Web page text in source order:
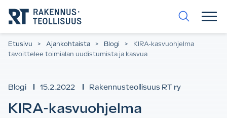
suoraan
sisältöön.
Etusivu > Ajankohtaista > Blogi >
KIRA-kasvuohjelma
tavoittelee toimialan uudistumista ja kasvua
Blogi 15.2.2022 Rakennusteollisuus RT ry
KIRA-kasvuohjelma